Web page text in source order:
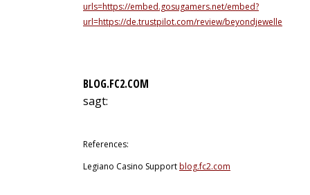
urls=https://embed.gosugamers.net/embed?
url=https://de.trustpilot.com/review/beyondjewellery.de
BLOG.FC2.COM
sagt:
References:
Legiano Casino Supportblog.fc2.com